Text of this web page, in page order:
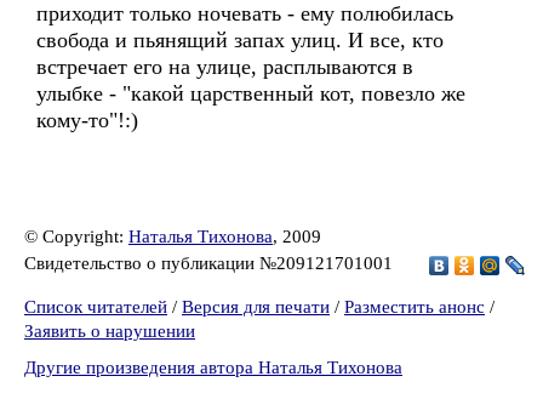
приходит только ночевать - ему полюбилась
свобода и пьянящий запах улиц. И все, кто
встречает его на улице, расплываются в
улыбке - "какой царственный кот, повезло же
кому-то"!:)
© Copyright: Наталья Тихонова, 2009
Свидетельство о публикации №209121701001
Список читателей / Версия для печати / Разместить анонс /
Заявить о нарушении
Другие произведения автора Наталья Тихонова